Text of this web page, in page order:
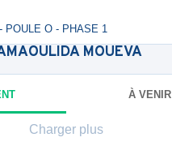
POULE O - PHASE 1
MOUEVA
À VENIR
Charger plus